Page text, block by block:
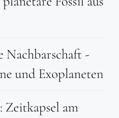
Nachbarschaft -
und Exoplaneten
am